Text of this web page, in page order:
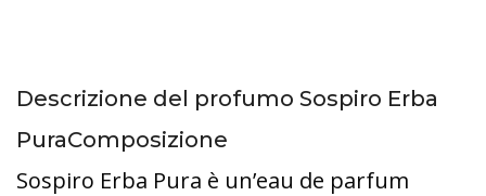
Descrizione del profumo Sospiro Erba
PuraComposizione
Sospiro Erba Pura è un’eau de parfum